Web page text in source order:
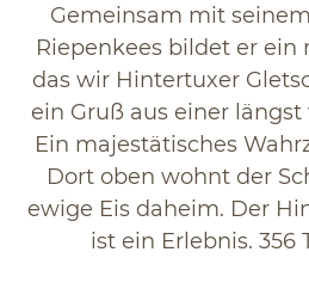
Gemeinsam mit
Riepenkees bildet er ein
das wir Hintertuxer
ein Gruß aus einer
Ein majestätisches
Dort oben wohnt der
ewige Eis daheim. Der
ist ein Erlebnis. 356